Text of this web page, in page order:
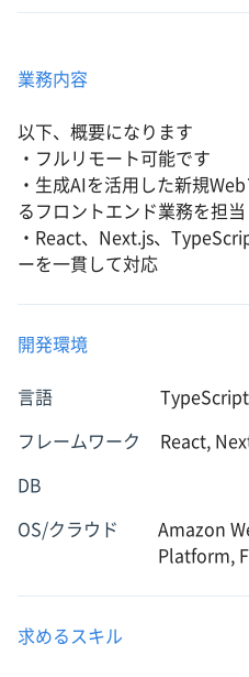
業務内容
以下、概要になります
・フルリモート可能です
・生成AIを活用した新規
るフロントエンド業務を担当
・React、Next.js、
ーを一貫して対応
開発環境
言語 TypeScript
フレームワーク React,
DB
OS/クラウド
Amazon
Platform,
求めるスキル